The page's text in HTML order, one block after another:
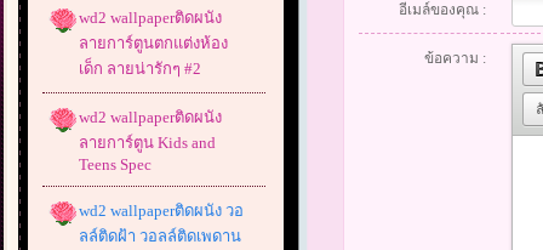
wd2 wallpaperติดผนัง
ลายการ์ตูนตกแต่งห้อง
เด็ก ลายน่ารักๆ #2
wd2 wallpaperติดผนัง
ลายการ์ตูน Kids and
Teens Spec
wd2 wallpaperติดผนัง วอ
ลล์ติดฝ้า วอลล์ติดเพดาน
อีเมล์ของคุณ :
ข้อความ :